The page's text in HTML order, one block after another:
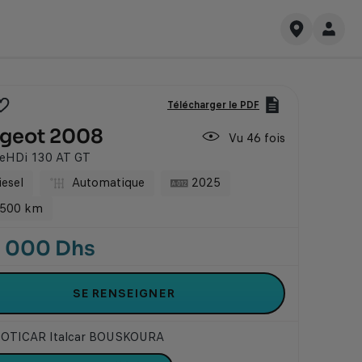
ce
véhicule
ma
Télécharger le PDF
Print
Vu 46 fois
2008
130 AT GT
Automatique
2025
km
000 Dhs
SE RENSEIGNER
Italcar BOUSKOURA